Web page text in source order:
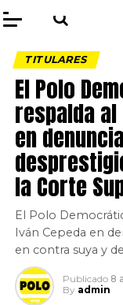
TITULARES
El Polo
respalda al
en
la Corte
El Polo
Iván Cepeda en
en contra suya y
Publicado 8
By admin